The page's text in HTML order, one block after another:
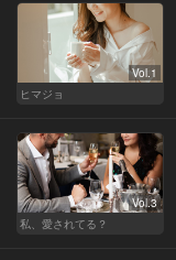
Vol.1
ヒマジョ
Vol.3
私、愛されてる？